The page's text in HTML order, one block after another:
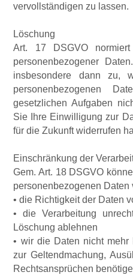
vervollständigen zu lassen.
Löschung
Art. 17 DSGVO
personenbezogener
insbesondere dann zu,
personenbezogenen
gesetzlichen Aufgaben
Sie Ihre Einwilligung zur
für die Zukunft widerrufen
Einschränkung der
Gem. Art. 18 DSGVO
personenbezogenen Daten
• die Richtigkeit der Daten
• die Verarbeitung
Löschung ablehnen
• wir die Daten nicht
zur Geltendmachung,
Rechtsansprüchen